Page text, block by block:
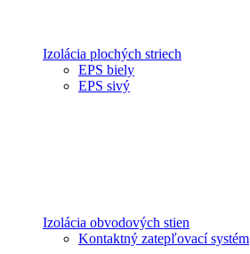
Izolácia plochých striech
EPS biely
EPS sivý
Izolácia obvodových stien
Kontaktný zatepľovací systém